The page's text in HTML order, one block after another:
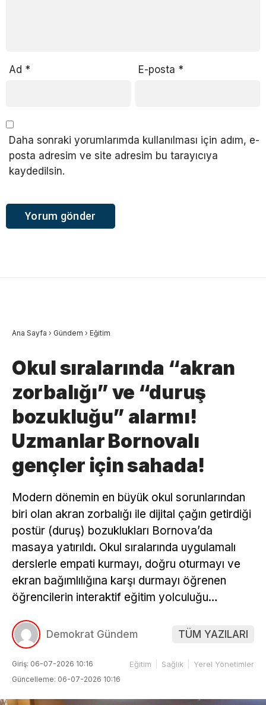
Ad * E-posta *
Daha sonraki yorumlarımda kullanılması için adım, e-
posta adresim ve site adresim bu tarayıcıya
kaydedilsin.
Ana Sayfa › Gündem › Eğitim
Okul sıralarında “akran
zorbalığı” ve “duruş
bozukluğu” alarmı!
Uzmanlar Bornovalı
gençler için sahada!
Modern dönemin en büyük okul sorunlarından
biri olan akran zorbalığı ile dijital çağın getirdiği
postür (duruş) bozuklukları Bornova’da
masaya yatırıldı. Okul sıralarında uygulamalı
derslerle empati kurmayı, doğru oturmayı ve
ekran bağımlılığına karşı durmayı öğrenen
öğrencilerin interaktif eğitim yolculuğu…
Demokrat Gündem TÜM YAZILARI
Giriş: 06-07-2026 10:16
Güncelleme: 06-07-2026 10:16
Eğitim Sağlık Yerel Yönetimler